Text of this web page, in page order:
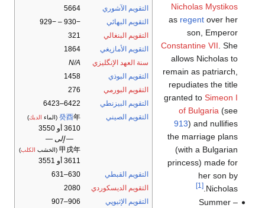
التقويم الآشوري
5664
التقويم البهائي
−930 – −929
التقويم البنغالي
321
التقويم الأمازيغي
1864
سنة العهد الإنگليزي
N/A
التقويم البوذي
1458
التقويم البورمي
276
التقويم البيزنطي
6422–6423
التقويم الصيني
癸酉年 (الماء الديك)
3610 أو 3550
— إلى —
甲戌年 (الخشب الكلب)
3611 أو 3551
التقويم القبطي
630–631
التقويم الديسكوردي
2080
التقويم الإثيوپي
906–907
Nicholas Mystikos
as regentover her
son, Emperor
Constantine VII . She
allows Nicholas to
remain as patriarch,
repudiates the title
granted to Simeon I
of Bulgaria (see
913) and nullifies
the marriage plans
(with a Bulgarian
princess) made for
her son by
Nicholas.
[1]
Summer –